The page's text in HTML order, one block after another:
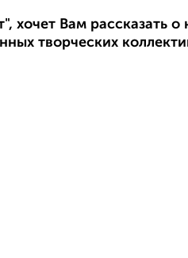
Вам рассказать о
творческих